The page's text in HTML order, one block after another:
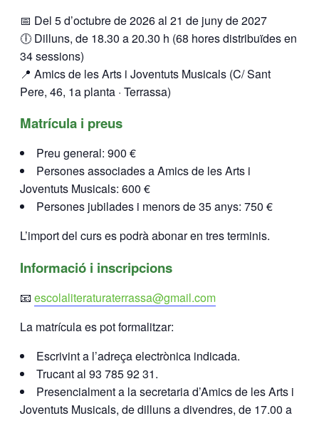
📅 Del 5 d’octubre de 2026 al 21 de juny de 2027
🕕 Dilluns, de 18.30 a 20.30 h (68 hores distribuïdes en
34 sessions)
📍 Amics de les Arts i Joventuts Musicals (C/ Sant
Pere, 46, 1a planta · Terrassa)
Matrícula i preus
Preu general: 900 €
Persones associades a Amics de les Arts i
Joventuts Musicals: 600 €
Persones jubilades i menors de 35 anys: 750 €
L’import del curs es podrà abonar en tres terminis.
Informació i inscripcions
📧 escolaliteraturaterrassa@gmail.com
La matrícula es pot formalitzar:
Escrivint a l’adreça electrònica indicada.
Trucant al 93 785 92 31.
Presencialment a la secretaria d’Amics de les Arts i
Joventuts Musicals, de dilluns a divendres, de 17.00 a